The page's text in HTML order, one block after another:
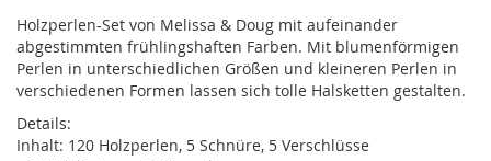
Holzperlen-Set von Melissa & Doug mit aufeinander
abgestimmten frühlingshaften Farben. Mit blumenförmigen
Perlen in unterschiedlichen Größen und kleineren Perlen in
verschiedenen Formen lassen sich tolle Halsketten gestalten.
Details:
Inhalt: 120 Holzperlen, 5 Schnüre, 5 Verschlüsse